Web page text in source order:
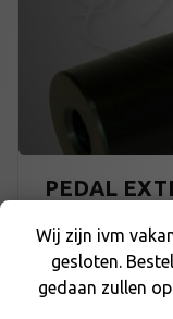
PEDAL
€16,78
Wij zijn ivm
2026 gesloten.
Wij zijn ivm
gesloten.
gedaan zullen